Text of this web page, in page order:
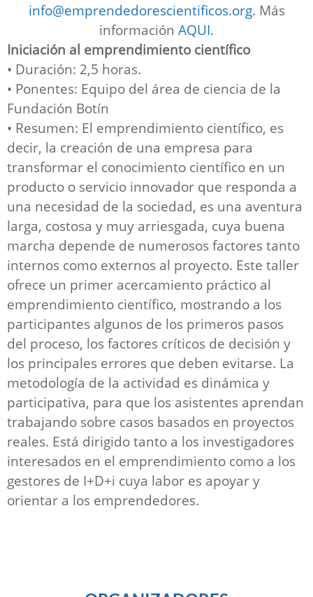
info@emprendedorescientificos.org. Más
información AQUI.
Iniciación al emprendimiento científico
• Duración: 2,5 horas.
• Ponentes: Equipo del área de ciencia de la
Fundación Botín
• Resumen: El emprendimiento científico, es
decir, la creación de una empresa para
transformar el conocimiento científico en un
producto o servicio innovador que responda a
una necesidad de la sociedad, es una aventura
larga, costosa y muy arriesgada, cuya buena
marcha depende de numerosos factores tanto
internos como externos al proyecto. Este taller
ofrece un primer acercamiento práctico al
emprendimiento científico, mostrando a los
participantes algunos de los primeros pasos
del proceso, los factores críticos de decisión y
los principales errores que deben evitarse. La
metodología de la actividad es dinámica y
participativa, para que los asistentes aprendan
trabajando sobre casos basados en proyectos
reales. Está dirigido tanto a los investigadores
interesados en el emprendimiento como a los
gestores de I+D+i cuya labor es apoyar y
orientar a los emprendedores.